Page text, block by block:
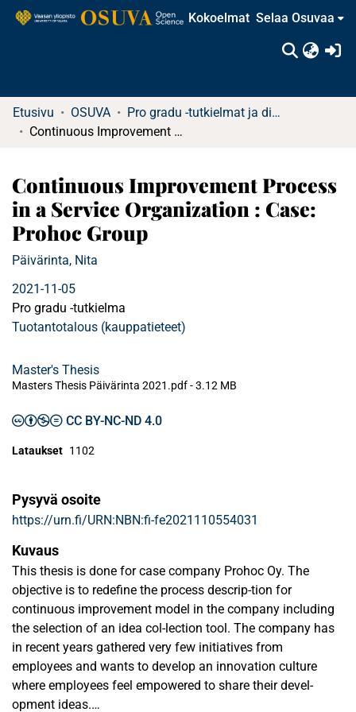
Kokoelmat Selaa Osuvaa
Etusivu OSUVA
Pro gradu -tutkielmat ja diplomityöt
Continuous Improvement Process in a Service Organization : Case: Prohoc Group
Continuous Improvement Process
in a Service Organization : Case:
Prohoc Group
Päivärinta, Nita
2021-11-05
Pro gradu -tutkielma
Tuotantotalous (kauppatieteet)
Master's Thesis
Masters Thesis Päivärinta 2021.pdf -3.12 MB
CC BY-NC-ND 4.0
Lataukset 1102
Pysyvä osoite
https://urn.fi/URN:NBN:fi-fe2021110554031
Kuvaus
This thesis is done for case company Prohoc Oy. The
objective is to redefine the process descrip-tion for
continuous improvement model in the company including
the selection of an idea col-lection tool. The company has
in recent years gathered very few initiatives from
employees and wants to develop an innovation culture
where employees feel empowered to share their devel-
opment ideas.